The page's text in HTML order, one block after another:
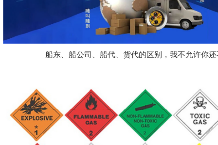
船东、船公司、船代、货代的区别，我不允许你还